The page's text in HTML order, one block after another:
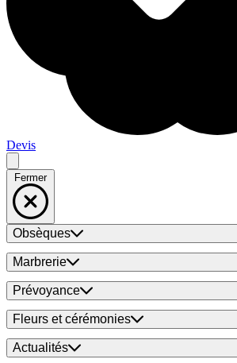
Devis
Fermer
Obsèques
Marbrerie
Prévoyance
Fleurs et cérémonies
Actualités